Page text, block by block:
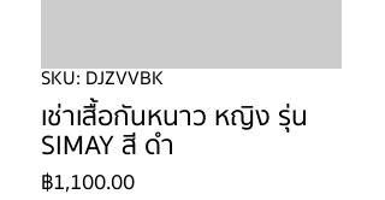
SKU: DJZVVBK
เช่าเสื้อกันหนาว หญิง รุ่น
SIMAY สี ดำ
฿1,100.00ราคา